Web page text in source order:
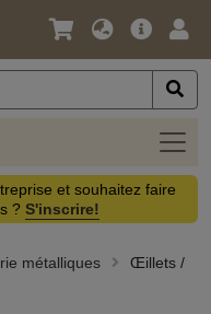
Langue
Devise
Offre
et souhaitez faire
? S'inscrire!
métalliques
Œillets /